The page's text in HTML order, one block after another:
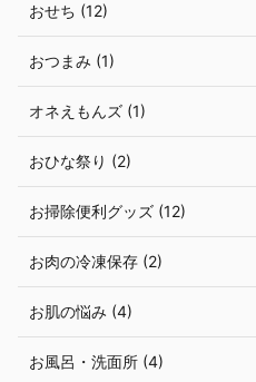
おせち (12)
おつまみ (1)
オネえもんズ (1)
おひな祭り (2)
お掃除便利グッズ (12)
お肉の冷凍保存 (2)
お肌の悩み (4)
お風呂・洗面所 (4)